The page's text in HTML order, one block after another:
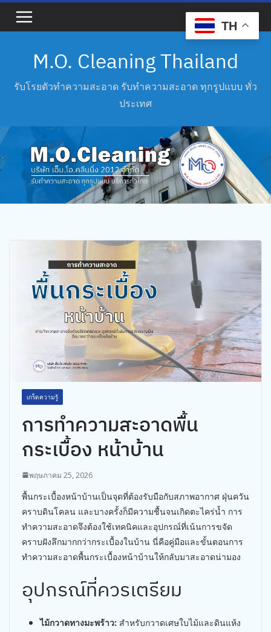
Skip
M.O. Cleaning Thailand
รับโรยตัวทำความสะอาด รับทำความสะอาด ทุกรูปแบบ ทั่ว
ประเทศ
เกร็ดความรู้
การทำความสะอาดพื้น
กระเบื้อง หน้าบ้าน
พฤษภาคม 25, 2026
พื้นกระเบื้องหน้าบ้านเป็นจุดที่ต้องรับมือกับสภาพอากาศ ฝุ่นควัน
คราบดินโคลน และบางครั้งก็มีความชื้นจนเกิดตะไคร่น้ำ การ
ทำความสะอาดจึงต้องใช้เทคนิคและอุปกรณ์ที่เน้นการขจัด
คราบฝังลึกมากกว่ากระเบื้องในบ้าน นี่คือคู่มือและขั้นตอนการ
ทำความสะอาดพื้นกระเบื้องหน้าบ้านให้กลับมาสะอาดน่ามอง
อุปกรณ์ที่ควรเตรียม
ไม้กวาดทางมะพร้าว: สำหรับกวาดเศษใบไม้และดินแห้ง
TH